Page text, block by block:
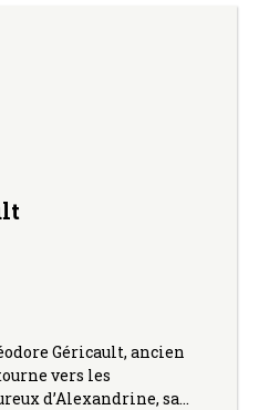
Géricault, ancien
vers les
d’Alexandrine, sa…